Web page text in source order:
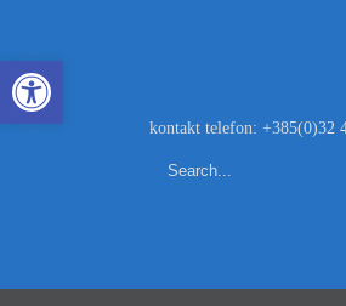
Open toolbar
kontakt telefon: +385(0)32